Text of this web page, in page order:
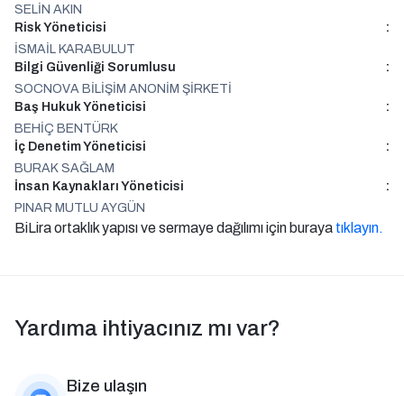
SELİN AKIN
Risk Yöneticisi
:
İSMAİL KARABULUT
Bilgi Güvenliği Sorumlusu
:
SOCNOVA BİLİŞİM ANONİM ŞİRKETİ
Baş Hukuk Yöneticisi
:
BEHİÇ BENTÜRK
İç Denetim Yöneticisi
:
BURAK SAĞLAM
İnsan Kaynakları Yöneticisi
:
PINAR MUTLU AYGÜN
BiLira ortaklık yapısı ve sermaye dağılımı için buraya tıklayın.
Yardıma ihtiyacınız mı var?
Bize ulaşın